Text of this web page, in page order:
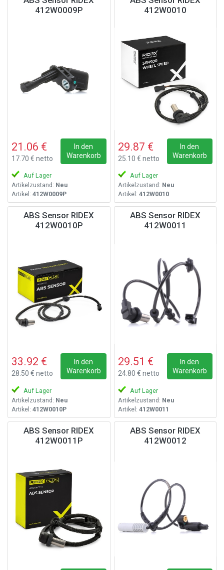
412W0009P
21.06 €
17.70 € netto
In den
Warenkorb
Auf Lager
Artikelzustand: Neu
Artikel: 412W0009P
412W0010
29.87 €
25.10 € netto
In den
Warenkorb
Auf Lager
Artikelzustand: Neu
Artikel: 412W0010
ABS Sensor RIDEX
412W0010P
33.92 €
28.50 € netto
In den
Warenkorb
Auf Lager
Artikelzustand: Neu
Artikel: 412W0010P
ABS Sensor RIDEX
412W0011
29.51 €
24.80 € netto
In den
Warenkorb
Auf Lager
Artikelzustand: Neu
Artikel: 412W0011
ABS Sensor RIDEX
412W0011P
ABS Sensor RIDEX
412W0012